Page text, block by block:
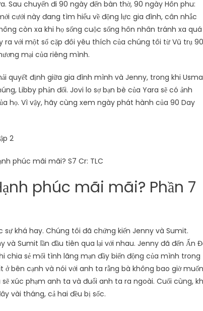
Sau chuyến đi 90 ngày đến bàn thờ, 90 ngày Hôn phu:
cưới này đang tìm hiểu về động lực gia đình, cân nhắc
còn xa khi họ sống cuộc sống hôn nhân tránh xa quá
với một số cặp đôi yêu thích của chúng tôi từ Vũ trụ 90
mại của riêng mình.
quyết định giữa gia đình mình và Jenny, trong khi
Libby phản đối. Jovi lo sợ bạn bè của Yara sẽ có ảnh
họ. Vì vậy, hãy cùng xem ngày phát hành của 90 Day
phúc mãi mãi? S7 Cr: TLC
phúc mãi mãi? Phần 7
sự khá hay. Chúng tôi đã chứng kiến ​​Jenny và Sumit.
Sumit lần đầu tiên qua lại với nhau. Jenny đã đến Ấn
chia sẻ mối tình lãng mạn đầy biến động của mình trong
bên cạnh và nói với anh ta rằng bà không bao giờ muốn
xúc phạm anh ta và đuổi anh ta ra ngoài. Cuối cùng,
vài tháng, cả hai đều bị sốc.